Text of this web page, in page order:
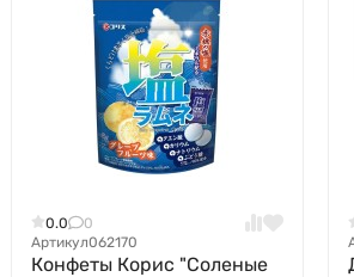
0.0
0
Артикул062170
Конфеты Корис "Соленые